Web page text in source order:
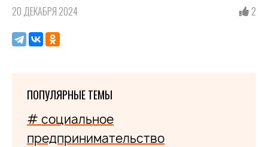
20 ДЕКАБРЯ 2024 2
ПОПУЛЯРНЫЕ ТЕМЫ
# социальное
предпринимательство